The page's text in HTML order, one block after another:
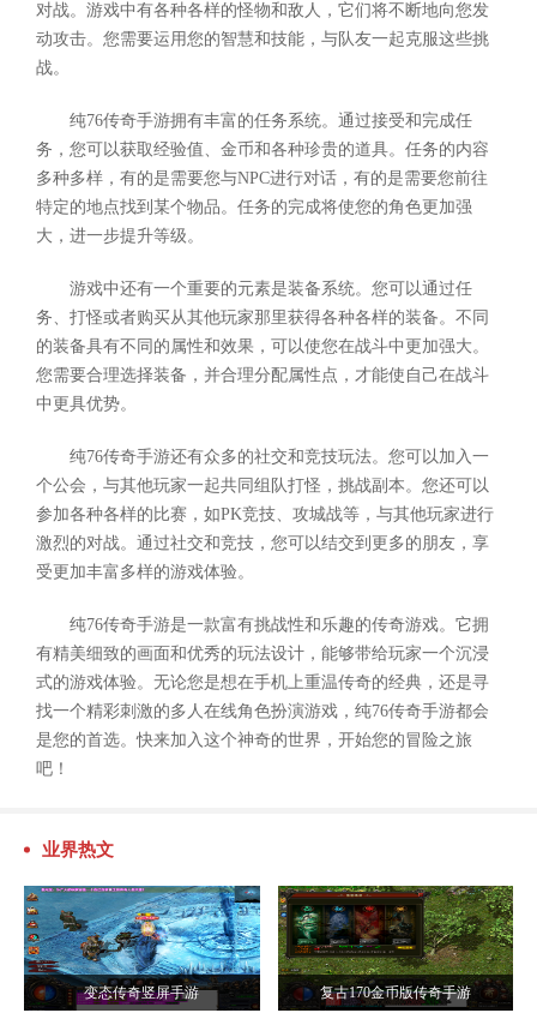
对战。游戏中有各种各样的怪物和敌人，它们将不断地向您发
动攻击。您需要运用您的智慧和技能，与队友一起克服这些挑
战。
纯76传奇手游拥有丰富的任务系统。通过接受和完成任
务，您可以获取经验值、金币和各种珍贵的道具。任务的内容
多种多样，有的是需要您与NPC进行对话，有的是需要您前往
特定的地点找到某个物品。任务的完成将使您的角色更加强
大，进一步提升等级。
游戏中还有一个重要的元素是装备系统。您可以通过任
务、打怪或者购买从其他玩家那里获得各种各样的装备。不同
的装备具有不同的属性和效果，可以使您在战斗中更加强大。
您需要合理选择装备，并合理分配属性点，才能使自己在战斗
中更具优势。
纯76传奇手游还有众多的社交和竞技玩法。您可以加入一
个公会，与其他玩家一起共同组队打怪，挑战副本。您还可以
参加各种各样的比赛，如PK竞技、攻城战等，与其他玩家进行
激烈的对战。通过社交和竞技，您可以结交到更多的朋友，享
受更加丰富多样的游戏体验。
纯76传奇手游是一款富有挑战性和乐趣的传奇游戏。它拥
有精美细致的画面和优秀的玩法设计，能够带给玩家一个沉浸
式的游戏体验。无论您是想在手机上重温传奇的经典，还是寻
找一个精彩刺激的多人在线角色扮演游戏，纯76传奇手游都会
是您的首选。快来加入这个神奇的世界，开始您的冒险之旅
吧！
业界热文
变态传奇竖屏手游 复古170金币版传奇手游